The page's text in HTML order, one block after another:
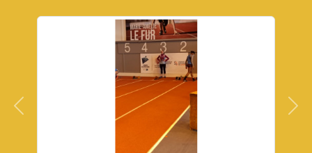
Précedent